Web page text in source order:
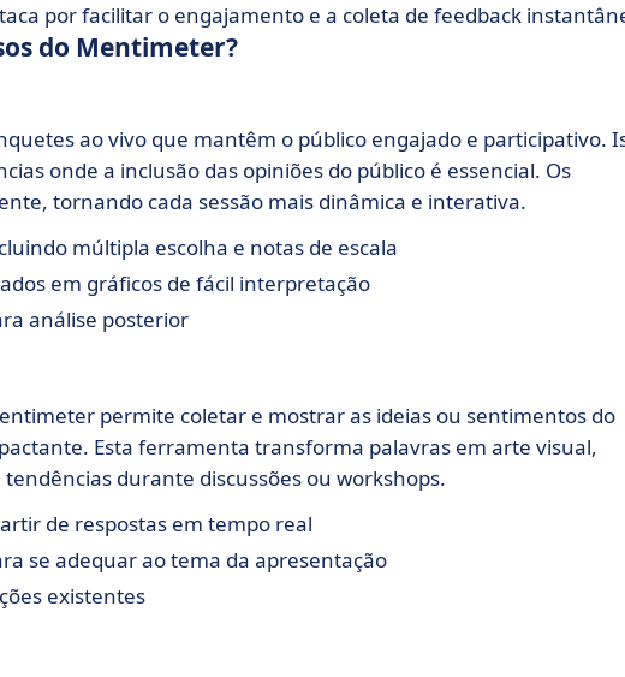
por facilitar o engajamento e a coleta de feedback
do Mentimeter?
ao vivo que mantêm o público engajado e participativo.
onde a inclusão das opiniões do público é essencial. Os
tornando cada sessão mais dinâmica e interativa.
múltipla escolha e notas de escala
em gráficos de fácil interpretação
análise posterior
permite coletar e mostrar as ideias ou sentimentos do
Esta ferramenta transforma palavras em arte visual,
durante discussões ou workshops.
de respostas em tempo real
se adequar ao tema da apresentação
existentes